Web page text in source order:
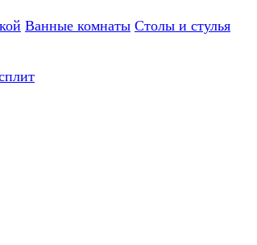
Ванные комнаты Столы и стулья